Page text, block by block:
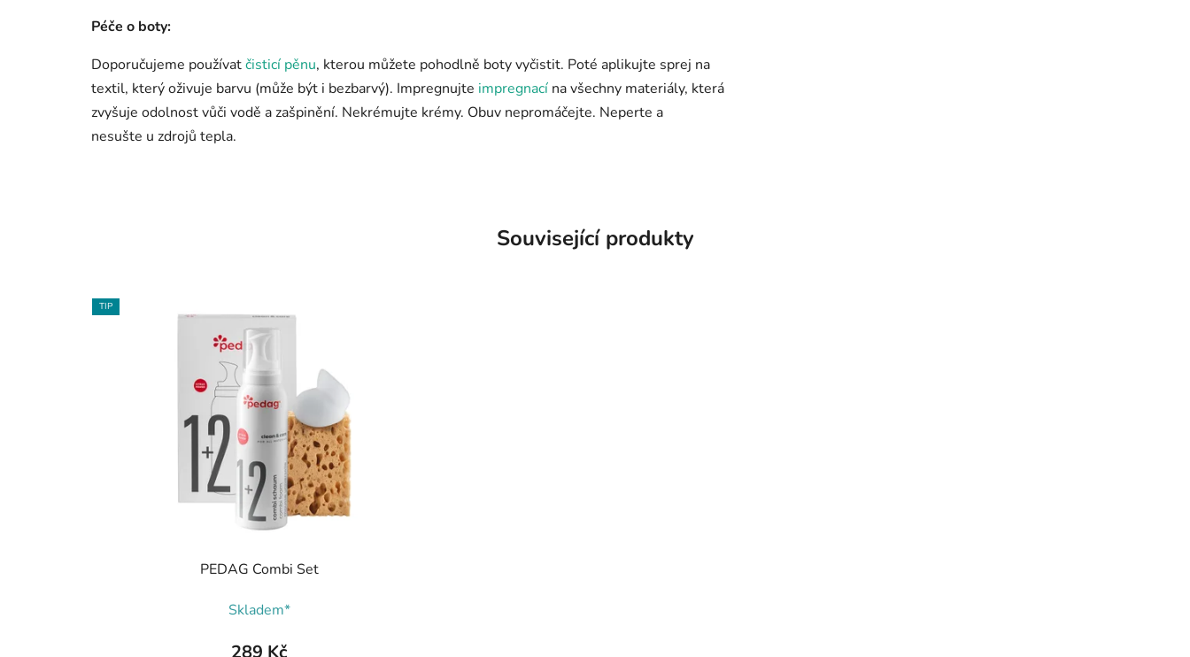
Péče o boty:
Doporučujeme používatčisticí pěnu, kterou můžete pohodlně boty vyčistit. Poté aplikujte sprej na
textil, který oživuje barvu (může být i bezbarvý). Impregnujte impregnací na všechny materiály, která
zvyšuje odolnost vůči vodě a zašpinění. Nekrémujte krémy. Obuv nepromáčejte. Neperte a
nesušte u zdrojů tepla.
Související produkty
TIP
PEDAG Combi Set
Skladem*
289 Kč